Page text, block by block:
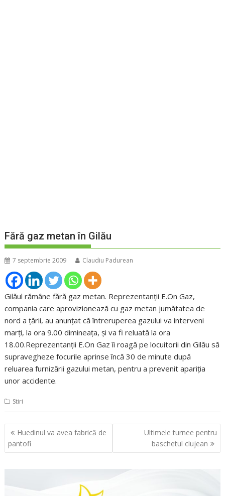
Fără gaz metan în Gilău
7 septembrie 2009 Claudiu Padurean
Gilăul rămâne fără gaz metan. Reprezentanţii E.On Gaz,
compania care aprovizionează cu gaz metan jumătatea de
nord a ţării, au anunţat că întreruperea gazului va interveni
marţi, la ora 9.00 dimineaţa, şi va fi reluată la ora
18.00.Reprezentanţii E.On Gaz îi roagă pe locuitorii din Gilău să
supravegheze focurile aprinse încă 30 de minute după
reluarea furnizării gazului metan, pentru a prevenit apariţia
unor accidente.
Stiri
Navigare
în
articole
Huedinul va avea fabrică de
pantofi
Ultimele turnee pentru
baschetul clujean